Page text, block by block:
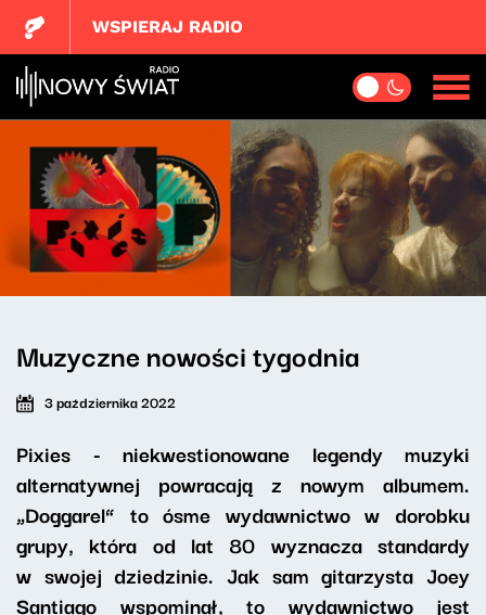
WSPIERAJ RADIO
Muzyczne nowości tygodnia
3 października 2022
Pixies - niekwestionowane legendy muzyki
alternatywnej powracają z nowym albumem.
„Doggarel” to ósme wydawnictwo w dorobku
grupy, która od lat 80 wyznacza standardy
w swojej dziedzinie. Jak sam gitarzysta Joey
Santiago wspominał, to wydawnictwo jest